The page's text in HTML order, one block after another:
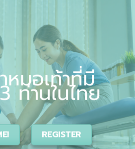
หมอเท้าที่มี
ท่านในไทย
REGISTER